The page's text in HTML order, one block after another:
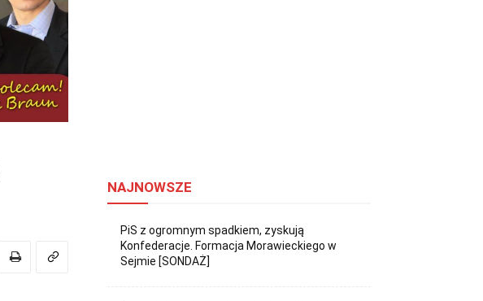
NAJNOWSZE
PiS z ogromnym spadkiem, zyskują
Konfederacje. Formacja Morawieckiego w
Sejmie [SONDAŻ]